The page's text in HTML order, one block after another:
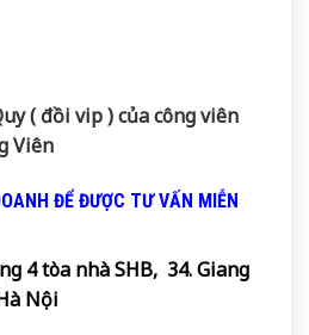
( đồi vip ) của công viên
Viên
ĐỂ ĐƯỢC TƯ VẤN MIỄN
4 tòa nhà SHB, 34. Giang
Nội